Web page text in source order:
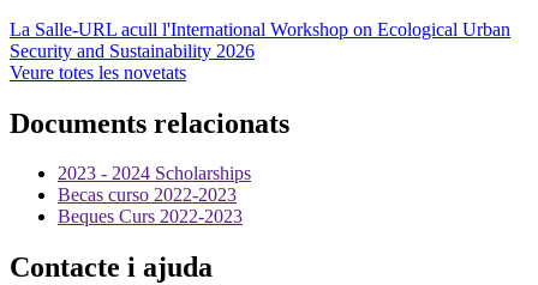
La Salle-URL acull l'International Workshop on Ecological Urban
Security and Sustainability 2026
Veure totes les novetats
Documents relacionats
2023 - 2024 Scholarships
Becas curso 2022-2023
Beques Curs 2022-2023
Contacte i ajuda